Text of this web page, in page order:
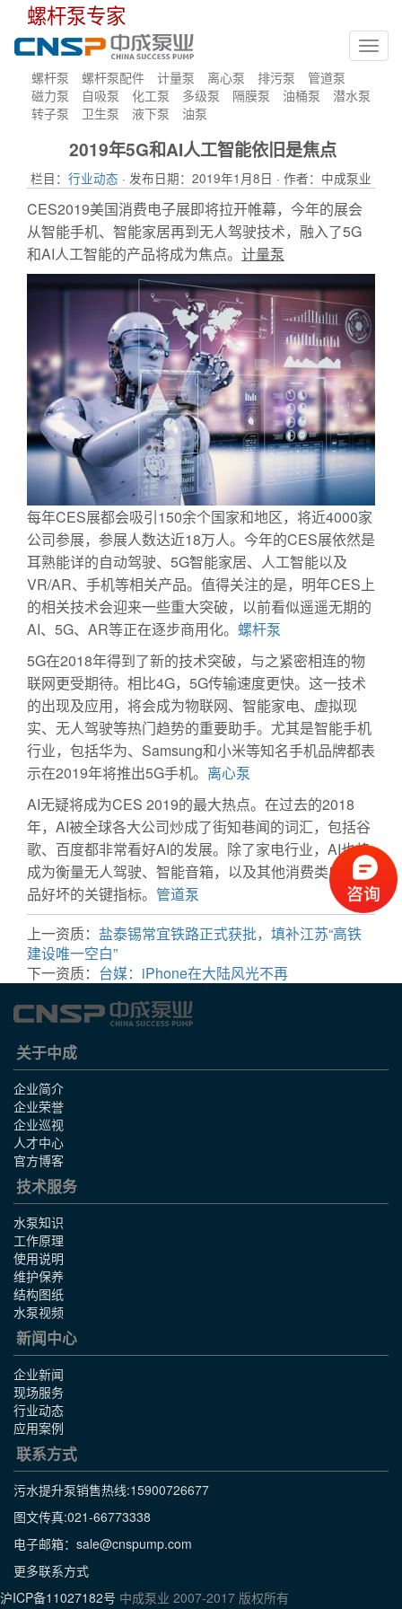
螺杆泵专家
螺杆泵 螺杆泵配件 计量泵 离心泵 排污泵
管道泵
磁力泵
自吸泵 化工泵 多级泵 隔膜泵 油桶泵
潜水泵
转子泵
卫生泵 液下泵 油泵
2019年5G和AI人工智能依旧是焦点
栏目： 行业动态 · 发布日期：2019年1月8日 · 作者：中成泵业
CES2019美国消费电子展即将拉开帷幕，今年的展会
从智能手机、智能家居再到无人驾驶技术，融入了5G
和AI人工智能的产品将成为焦点。 计量泵
每年CES展都会吸引150余个国家和地区，将近4000家
公司参展，参展人数达近18万人。今年的CES展依然是
耳熟能详的自动驾驶、5G智能家居、人工智能以及
VR/AR、手机等相关产品。值得关注的是，明年CES上
的相关技术会迎来一些重大突破，以前看似遥遥无期的
AI、5G、AR等正在逐步商用化。 螺杆泵
5G在2018年得到了新的技术突破，与之紧密相连的物
联网更受期待。相比4G，5G传输速度更快。这一技术
的出现及应用，将会成为物联网、智能家电、虚拟现
实、无人驾驶等热门趋势的重要助手。尤其是智能手机
行业，包括华为、Samsung和小米等知名手机品牌都表
示在2019年将推出5G手机。 离心泵
AI无疑将成为CES 2019的最大热点。在过去的2018
年，AI被全球各大公司炒成了街知巷闻的词汇，包括谷
歌、百度都非常看好AI的发展。除了家电行业，AI也将
成为衡量无人驾驶、智能音箱，以及其他消费类电子产
品好坏的关键指标。 管道泵
上一资质： 盐泰锡常宜铁路正式获批，填补江苏“高铁
建设唯一空白”
下一资质： 台媒：iPhone在大陆风光不再
关于中成
企业简介
企业荣誉
企业巡视
人才中心
官方博客
技术服务
水泵知识
工作原理
使用说明
维护保养
结构图纸
水泵视频
新闻中心
企业新闻
现场服务
行业动态
应用案例
联系方式
污水提升泵销售热线:15900726677
图文传真:021-66773338
电子邮箱：sale@cnspump.com
更多联系方式
沪ICP备11027182号 中成泵业 2007-2017 版权所有